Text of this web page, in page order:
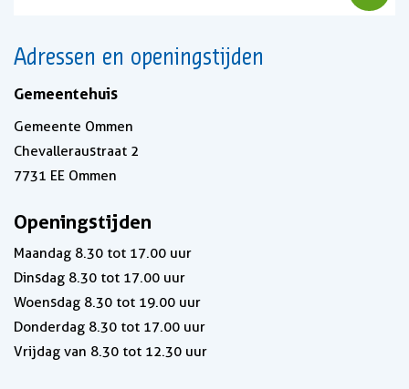
Adressen en openingstijden
Gemeentehuis
Gemeente Ommen
Chevalleraustraat 2
7731 EE Ommen
Openingstijden
Maandag 8.30 tot 17.00 uur
Dinsdag 8.30 tot 17.00 uur
Woensdag 8.30 tot 19.00 uur
Donderdag 8.30 tot 17.00 uur
Vrijdag van 8.30 tot 12.30 uur